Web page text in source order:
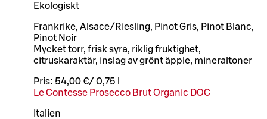
Ekologiskt
Frankrike, Alsace/Riesling, Pinot Gris, Pinot Blanc,
Pinot Noir
Mycket torr, frisk syra, riklig fruktighet,
citruskaraktär, inslag av grönt äpple, mineraltoner
Pris: 54,00 €/ 0,75 l
Le Contesse Prosecco Brut Organic DOC
Italien